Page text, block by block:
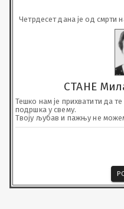
Четрдесет дана је од смрти
СТАНЕ
Тешко нам је прихватити да
подршка у свему.
Твоју љубав и пажњу не
Поготову љубав и пажњу коју